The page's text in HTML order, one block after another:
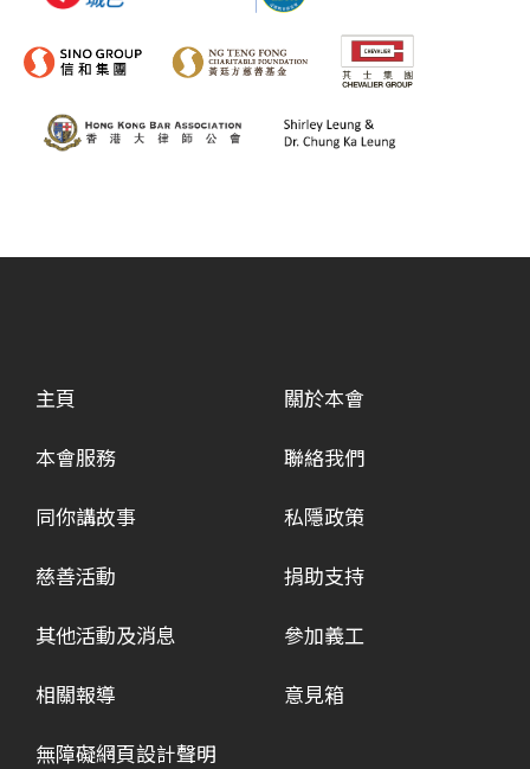
主頁
本會服務
同你講故事
慈善活動
其他活動及消息
相關報導
關於本會
聯絡我們
私隱政策
捐助支持
參加義工
意見箱
無障礙網頁設計聲明